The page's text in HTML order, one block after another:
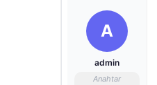
A
admin
Anahtar